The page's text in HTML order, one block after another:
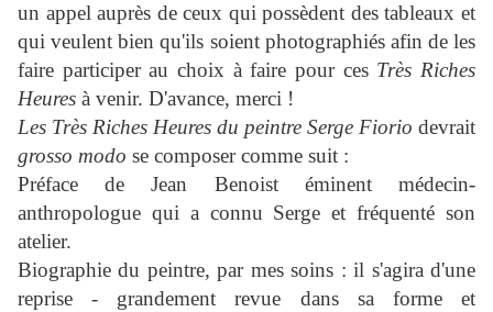
un appel auprès de ceux qui possèdent des tableaux et
qui veulent bien qu'ils soient photographiés afin de les
faire participer au choix à faire pour ces Très Riches
Heures à venir. D'avance, merci !
Les Très Riches Heures du peintre Serge Fiorio devrait
grosso modo se composer comme suit :
Préface de Jean Benoist éminent médecin-
anthropologue qui a connu Serge et fréquenté son
atelier.
Biographie du peintre, par mes soins : il s'agira d'une
reprise - grandement revue dans sa forme et